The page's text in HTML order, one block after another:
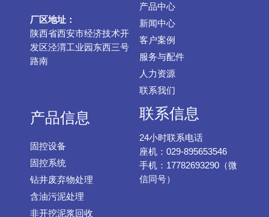
厂区地址：
陕西省西安市经济技术开
发区泾渭工业园东西三号
路南
产品中心
新闻中心
客户案例
服务与配件
人力资源
联系我们
产品信息
固控设备
固控系统
钻井废弃物处理
含油污泥处理
非开挖泥浆回收
联系信息
24小时联系电话
座机：029-895653546
手机：17782693290（微
信同号）